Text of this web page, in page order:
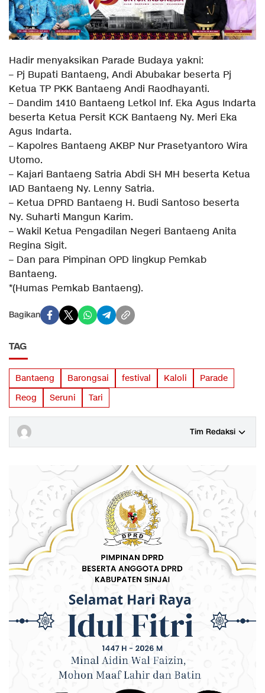
Hadir menyaksikan Parade Budaya yakni:
– Pj Bupati Bantaeng, Andi Abubakar beserta Pj
Ketua TP PKK Bantaeng Andi Raodhayanti.
– Dandim 1410 Bantaeng Letkol Inf. Eka Agus Indarta
beserta Ketua Persit KCK Bantaeng Ny. Meri Eka
Agus Indarta.
– Kapolres Bantaeng AKBP Nur Prasetyantoro Wira
Utomo.
– Kajari Bantaeng Satria Abdi SH MH beserta Ketua
IAD Bantaeng Ny. Lenny Satria.
– Ketua DPRD Bantaeng H. Budi Santoso beserta
Ny. Suharti Mangun Karim.
– Wakil Ketua Pengadilan Negeri Bantaeng Anita
Regina Sigit.
– Dan para Pimpinan OPD lingkup Pemkab
Bantaeng.
*(Humas Pemkab Bantaeng).
Bagikan
TAG
Bantaeng Barongsai festival Kaloli
Parade
Reog
Seruni Tari
Tim Redaksi